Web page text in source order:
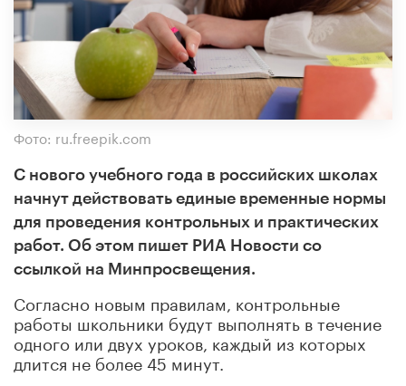
Фото: ru.freepik.com
С нового учебного года в российских школах
начнут действовать единые временные нормы
для проведения контрольных и практических
работ. Об этом пишет РИА Новости со
ссылкой на Минпросвещения.
Согласно новым правилам, контрольные
работы школьники будут выполнять в течение
одного или двух уроков, каждый из которых
длится не более 45 минут.